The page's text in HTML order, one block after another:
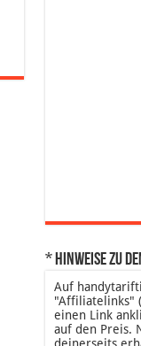
* Hinweise zu
Auf
"Affiliatelinks"
einen Link
auf den Preis.